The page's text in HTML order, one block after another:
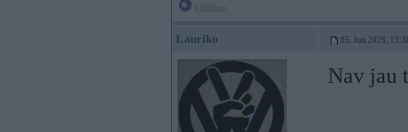
Lauriko 05. Jun 2026,
Nav jau